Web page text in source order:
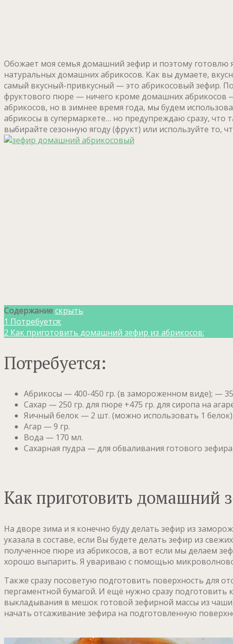
Обожает моя семья домашний зефир и поэтому готовлю
натуральных домашних абрикосов. Как вы думаете,
самый вкусный-привкусный — это абрикосовый зефир.
фруктового пюре — ничего кроме домашних абрикосов
абрикосов, но в зимнее время года, мы будем
абрикосы в супермаркете… но предупреждаю сразу,
выбирайте сезонную ягоду (фрукт) или используйте то,
Содержаниескрыть
1 Потребуется:
2 Как приготовить домашний зефир из абрикосов:
Потребуется:
Абрикосы — 400-450 гр. (в замороженном виде); —
Сахар — 250 гр. для пюре +475 гр. для сиропа на
Яичный белок — 2 шт. (можно использовать 1 белок)
Агар — 9 гр.
Вода — 170 мл.
Сахарная пудра — для обваливания готового зефира
Как приготовить домашний
На дворе зима и я конечно буду делать зефир из
указала в составе, если Вы будете делать зефир из
полученное пюре из абрикосов, а вот если мы делаем
хорошо выпарить. Я увариваю с помощью
Также сразу посоветую подготовить поверхность для
пергаментной бумагой. И ещё нужно сразу
выкладывания в мешок готовой зефирной массы из
начать отсаживание зефира на подготовленную